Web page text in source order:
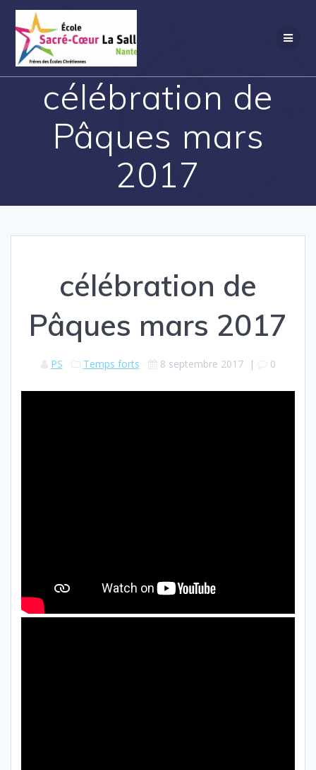
célébration de
Pâques mars
2017
célébration de
Pâques mars 2017
PS Temps forts 8 septembre 2017| 0